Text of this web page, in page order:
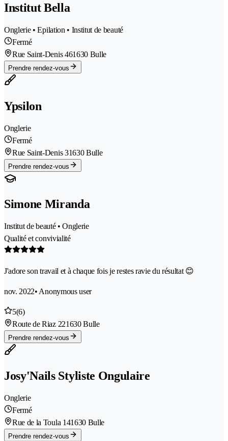
Institut Bella
Onglerie • Epilation • Institut de beauté
Fermé
Rue Saint-Denis 461630 Bulle
Prendre rendez-vous
Ypsilon
Onglerie
Fermé
Rue Saint-Denis 31630 Bulle
Prendre rendez-vous
Simone Miranda
Institut de beauté • Onglerie
Qualité et convivialité
J'adore son travail et à chaque fois je restes ravie du résultat 😊
nov. 2022• Anonymous user
5(6)
Route de Riaz 221630 Bulle
Prendre rendez-vous
Josy'Nails Styliste Ongulaire
Onglerie
Fermé
Rue de la Toula 141630 Bulle
Prendre rendez-vous